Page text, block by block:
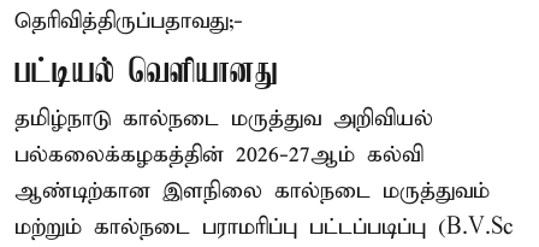
தெரிவித்திருப்பதாவது;-
பட்டியல் வெளியானது
தமிழ்நாடு கால்நடை மருத்துவ அறிவியல்
பல்கலைக்கழகத்தின் 2026-27ஆம் கல்வி
ஆண்டிற்கான இளநிலை கால்நடை மருத்துவம்
மற்றும் கால்நடை பராமரிப்பு பட்டப்படிப்பு (B.V.Sc